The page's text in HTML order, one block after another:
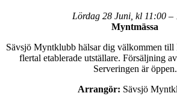
Lördag 28 Juni, kl 11:00 –
Myntmässa
Sävsjö Myntklubb hälsar dig välkommen till
flertal etablerade utställare. Försäljning
Serveringen är öppen.
Arrangör: Sävsjö